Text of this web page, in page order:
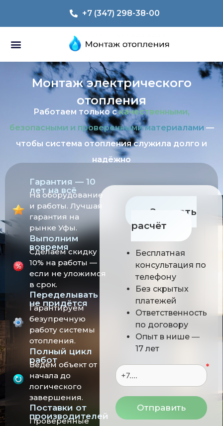
+7 (347) 298-38-00
Монтаж электрического
отопления
Работаем только скачественными,
безопасными и проверенными материалами —
чтобы система отопления служила долго и
надёжно
Гарантия — 10
лет на всё
На оборудование
и работы. Лучшая
гарантия на
рынке Уфы.
Выполним
вовремя
Сделаем скидку
10% на работы —
если не уложимся
в срок.
Переделывать
не придётся
Гарантируем
безупречную
работу системы
отопления.
Полный цикл
работ
Ведём объект от
начала до
логического
завершения.
Поставки от
производителей
Проверенные
Заказать
расчёт
Бесплатная
консультация по
телефону
Без скрытых
платежей
Ответственность
по договору
Опыт в нише —
17 лет
Отправить